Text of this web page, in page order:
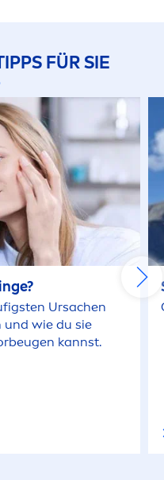
FÜR SIE
Ursachen
und wie du sie
kannst.